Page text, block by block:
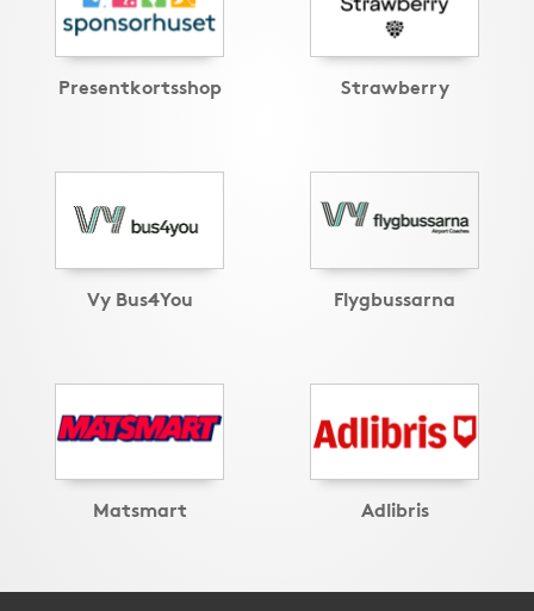
Presentkortsshop Strawberry
Vy Bus4You Flygbussarna
Matsmart Adlibris